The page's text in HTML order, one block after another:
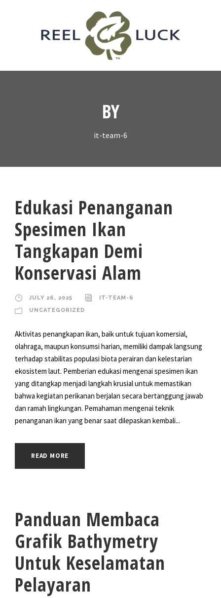
BY
it-team-6
Edukasi Penanganan
Spesimen Ikan
Tangkapan Demi
Konservasi Alam
JULY 26, 2025
IT-TEAM-6
UNCATEGORIZED
Aktivitas penangkapan ikan, baik untuk tujuan komersial,
olahraga, maupun konsumsi harian, memiliki dampak langsung
terhadap stabilitas populasi biota perairan dan kelestarian
ekosistem laut. Pemberian edukasi mengenai spesimen ikan
yang ditangkap menjadi langkah krusial untuk memastikan
bahwa kegiatan perikanan berjalan secara bertanggung jawab
dan ramah lingkungan. Pemahaman mengenai teknik
penanganan ikan yang benar saat dilepaskan kembali...
READ MORE
Panduan Membaca
Grafik Bathymetry
Untuk Keselamatan
Pelayaran